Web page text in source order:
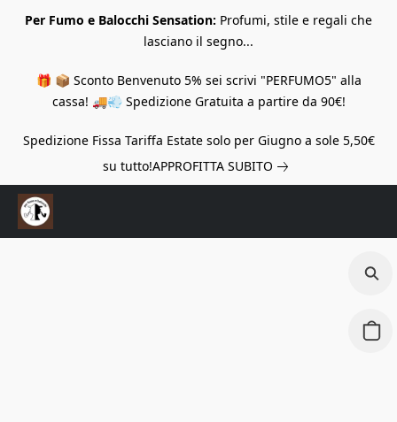
Per Fumo e Balocchi Sensation: Profumi, stile e regali che
lasciano il segno...
🎁 📦 Sconto Benvenuto 5% sei scrivi "PERFUMO5" alla
cassa! 🚚💨 Spedizione Gratuita a partire da 90€!
Spedizione Fissa Tariffa Estate solo per Giugno a sole 5,50€
su tutto!APPROFITTA SUBITO